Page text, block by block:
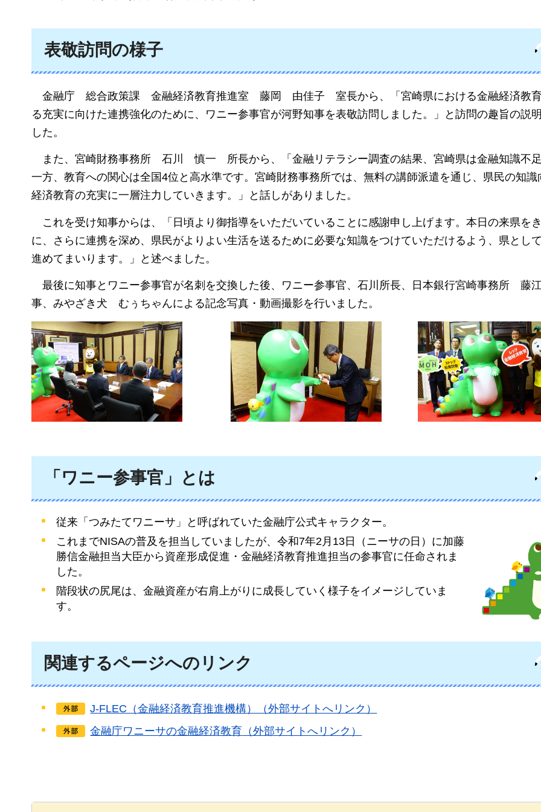
表敬訪問の様子
金融庁 総合政策課 金融経済教育推進室 藤岡 由佳子 室長から、「宮崎県における金融経済教
る充実に向けた連携強化のために、ワニー参事官が河野知事を表敬訪問しました。」と訪問の趣旨の説
した。
また 、宮崎財務事務所 石川慎一 所長から、「金融リテラシー調査の結果、宮崎県は金融知識不
一方、教育への関心は全国4位と高水準です。宮崎財務事務所では、無料の講師派遣を通じ、県民の知識
経済教育の充実に一層注力していきます。」と話しがありました。
これを受け知事からは、「日頃より御指導をいただいていることに感謝申し上げます。本日の来県を
に、さらに連携を深め、県民がよりよい生活を送るために必要な知識をつけていただけるよう、県とし
進めてまいります。」と述べました。
最後に知事とワニー参事官が名刺を交換した後、ワニー参事官、石川所長、日本銀行宮崎事務所
藤
事、みやざき犬
むぅちゃんによる記念写真・動画撮影を行いました。
「ワニー参事官」とは
従来「つみたてワニーサ」と呼ばれていた金融庁公式キャラクター。
これまでNISAの普及を担当していましたが、令和7年2月13日（ニーサの日）に加藤
勝信金融担当大臣から資産形成促進・金融経済教育推進担当の参事官に任命されま
した。
階段状の尻尾は、金融資産が右肩上がりに成長していく様子をイメージしていま
す。
関連するページへのリンク
J-FLEC（金融経済教育推進機構）（外部サイトへリンク）
金融庁ワニーサの金融経済教育（外部サイトへリンク）